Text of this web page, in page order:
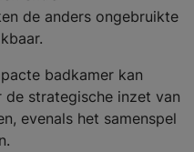
de anders ongebruikte
badkamer kan
strategische inzet van
evenals het samenspel